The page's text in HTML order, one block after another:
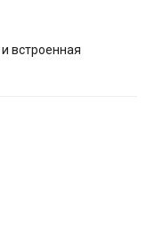
встроенная